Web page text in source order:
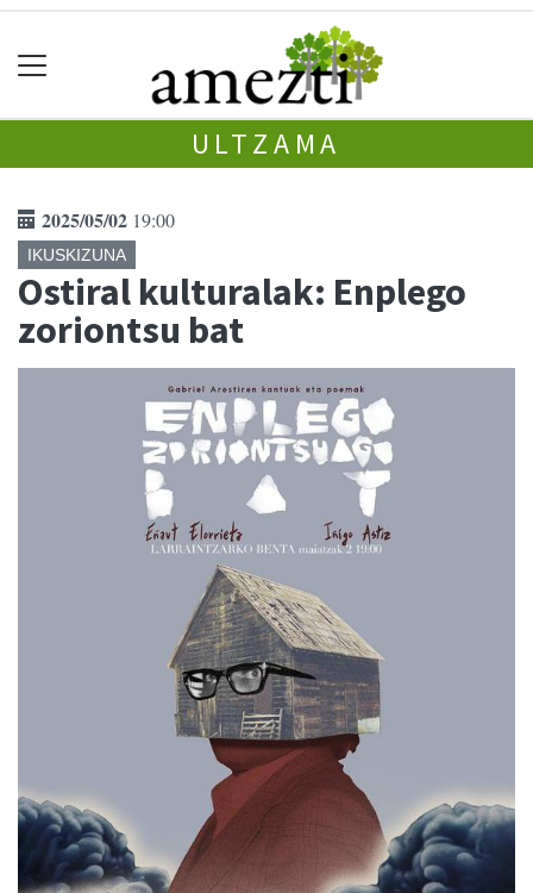
ULTZAMA
2025/05/02 19:00
IKUSKIZUNA
Ostiral kulturalak: Enplego
zoriontsu bat